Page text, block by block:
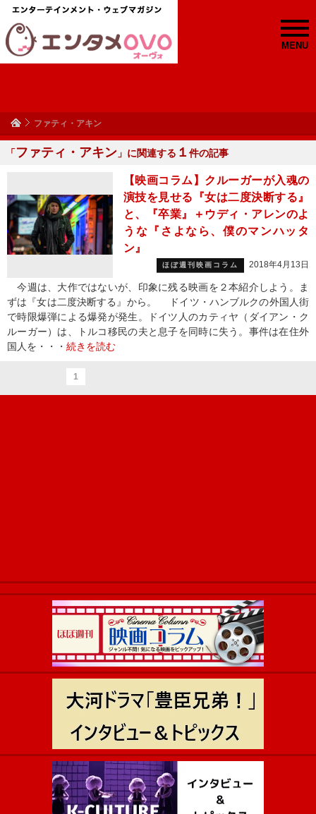
MENU
ファティ・アキン
「ファティ・アキン 」に関連する １ 件の記事
【映画コラム】クルーガーが入魂の
演技を見せる『女は二度決断する』
と、『卒業』＋ウディ・アレンのよ
うな『さよなら、僕のマンハッタ
ン』
ほぼ週刊映画コラム 2018年4月13日
今週は、大作ではないが、印象に残る映画を２本紹介しよう。ま
ずは『女は二度決断する』から。 ドイツ・ハンブルクの外国人街
で時限爆弾による爆発が発生。ドイツ人のカティヤ（ダイアン・ク
ルーガー）は、トルコ移民の夫と息子を同時に失う。事件は在住外
国人を・・・ 続きを読む
1